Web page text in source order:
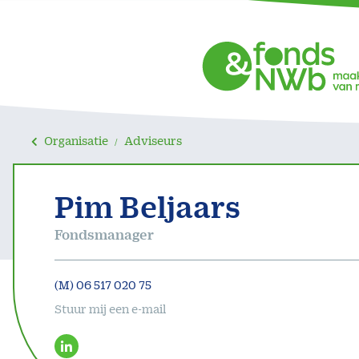
Organisatie Adviseurs
Pim Beljaars
Fondsmanager
(M) 06 517 020 75
Stuur mij een e-mail